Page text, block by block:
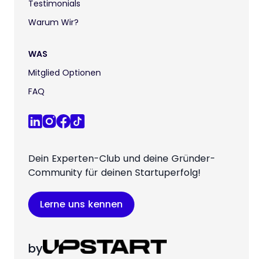
Testimonials
Warum Wir?
WAS
Mitglied Optionen
FAQ
Dein Experten-Club und deine Gründer-
Community für deinen Startuperfolg!
Lerne uns kennen
by